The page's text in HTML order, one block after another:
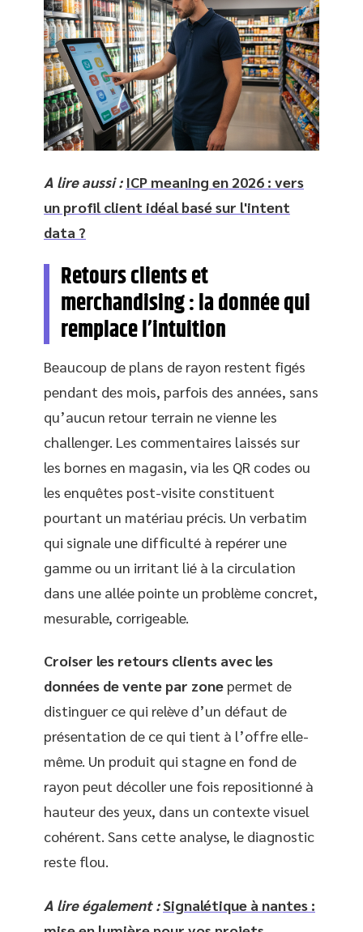
A lire aussi : ICP meaning en 2026 : vers
un profil client idéal basé sur l'intent
data ?
Retours clients et
merchandising : la donnée qui
remplace l’intuition
Beaucoup de plans de rayon restent figés
pendant des mois, parfois des années, sans
qu’aucun retour terrain ne vienne les
challenger. Les commentaires laissés sur
les bornes en magasin, via les QR codes ou
les enquêtes post-visite constituent
pourtant un matériau précis. Un verbatim
qui signale une difficulté à repérer une
gamme ou un irritant lié à la circulation
dans une allée pointe un problème concret,
mesurable, corrigeable.
Croiser les retours clients avec les
données de vente par zone permet de
distinguer ce qui relève d’un défaut de
présentation de ce qui tient à l’offre elle-
même. Un produit qui stagne en fond de
rayon peut décoller une fois repositionné à
hauteur des yeux, dans un contexte visuel
cohérent. Sans cette analyse, le diagnostic
reste flou.
A lire également : Signalétique à nantes :